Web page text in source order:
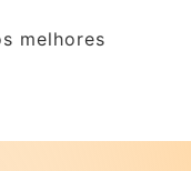
melhores